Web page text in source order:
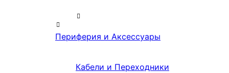
Периферия и Аксессуары
Кабели и Переходники